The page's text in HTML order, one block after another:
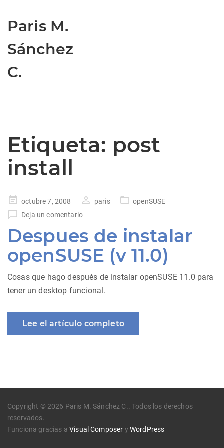
Paris M.
Sánchez
C.
Etiqueta: post
install
Publicado
en
octubre 7, 2008 paris
openSUSE
Deja un comentario
Despues de instalar
openSUSE (v 11.0)
Cosas que hago después de instalar openSUSE 11.0 para
tener un desktop funcional.
Lee el artículo completo
Copyright © 2026 Paris M. Sánchez C.. Todos los derechos
reservados.
Funciona gracias aVisual Composer y WordPress